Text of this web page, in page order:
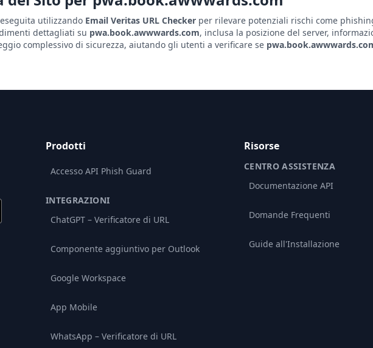
utilizzando Email Veritas URL Checker per rilevare potenziali rischi come
dettagliati su pwa.book.awwwards.com, inclusa la posizione del server,
complessivo di sicurezza, aiutando gli utenti a verificare se
Prodotti
Accesso API Phish Guard
INTEGRAZIONI
ChatGPT – Verificatore di URL
Componente aggiuntivo per Outlook
Google Workspace
App Mobile
WhatsApp – Verificatore di URL
Risorse
CENTRO ASSISTENZA
Documentazione API
Domande Frequenti
Guide all'Installazione